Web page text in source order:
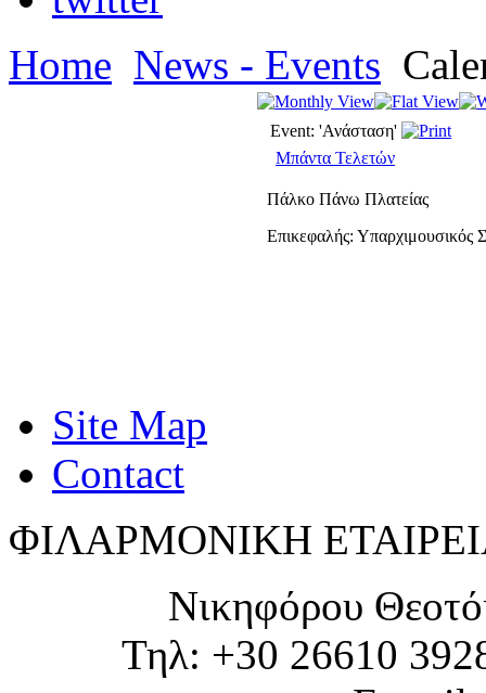
Home News - Events
Event: 'Ανάσταση'
Μπάντα Τελετών
Πάλκο Πάνω Πλατείας
Επικεφαλής: Υπαρχιμουσικός
Site Map
Contact
ΦΙΛΑΡΜΟΝΙΚΗ
Νικηφόρου
Τηλ: +30 26610